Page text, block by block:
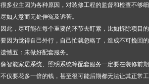
很多业主因为各种原因，对装修工程的监督和检查不够
尽如人意而无处伸冤及诉苦。
因此，尽可能在每个重要的环节去盯紧，比如拆除项目
要因为觉得自己外行，自己忙就忽略了，造成不可挽回的
遗憾五：未做好配套服务。
像智能家居系统、照明系统等配套服务一定要在装修前
不仅要花多一倍的钱，甚至很可能后期都无法让其正常工